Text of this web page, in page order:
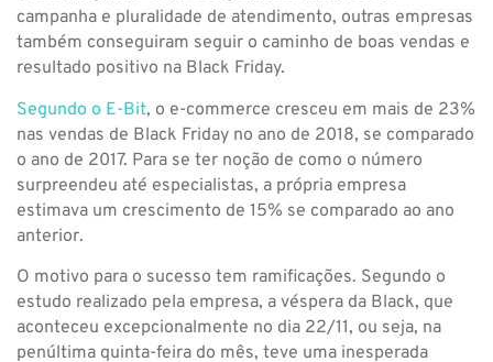
campanha e pluralidade de atendimento, outras empresas
também conseguiram seguir o caminho de boas vendas e
resultado positivo na Black Friday.
Segundo o E-Bit, o e-commerce cresceu em mais de 23%
nas vendas de Black Friday no ano de 2018, se comparado
o ano de 2017. Para se ter noção de como o número
surpreendeu até especialistas, a própria empresa
estimava um crescimento de 15% se comparado ao ano
anterior.
O motivo para o sucesso tem ramificações. Segundo o
estudo realizado pela empresa, a véspera da Black, que
aconteceu excepcionalmente no dia 22/11, ou seja, na
penúltima quinta-feira do mês, teve uma inesperada